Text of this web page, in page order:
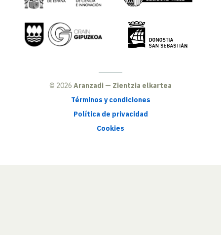
© 2026 Aranzadi — Zientzia elkartea
Términos y condiciones
Política de privacidad
Cookies